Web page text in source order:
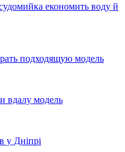
економить воду й
подходящую модель
вдалу модель
у Дніпрі